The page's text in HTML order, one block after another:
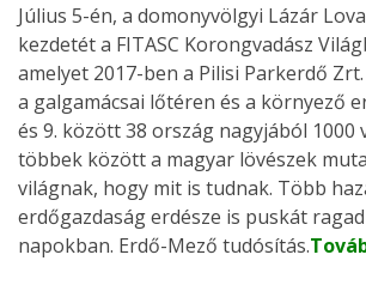
Július 5-én, a domonyvölgyi Lázár
kezdetét a FITASC Korongvadász
amelyet 2017-ben a Pilisi Parkerdő
a galgamácsai lőtéren és a környező
és 9. között 38 ország nagyjából 1000
többek között a magyar lövészek
világnak, hogy mit is tudnak. Több
erdőgazdaság erdésze is puskát
napokban. Erdő-Mező tudósítás.